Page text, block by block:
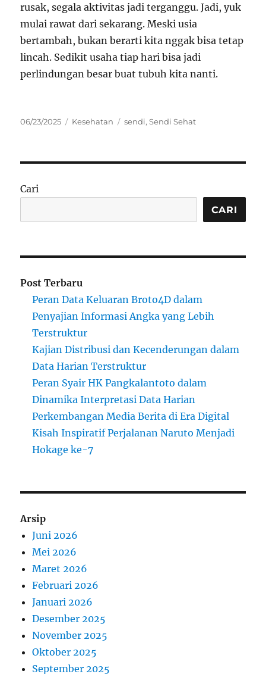
rusak, segala aktivitas jadi terganggu. Jadi, yuk
mulai rawat dari sekarang. Meski usia
bertambah, bukan berarti kita nggak bisa tetap
lincah. Sedikit usaha tiap hari bisa jadi
perlindungan besar buat tubuh kita nanti.
Posted
06/23/2025 Categories
Kesehatan Tags
sendi,Sendi Sehat
Cari
CARI
Post Terbaru
Peran Data Keluaran Broto4D dalam
Penyajian Informasi Angka yang Lebih
Terstruktur
Kajian Distribusi dan Kecenderungan dalam
Data Harian Terstruktur
Peran Syair HK Pangkalantoto dalam
Dinamika Interpretasi Data Harian
Perkembangan Media Berita di Era Digital
Kisah Inspiratif Perjalanan Naruto Menjadi
Hokage ke-7
Arsip
Juni 2026
Mei 2026
Maret 2026
Februari 2026
Januari 2026
Desember 2025
November 2025
Oktober 2025
September 2025